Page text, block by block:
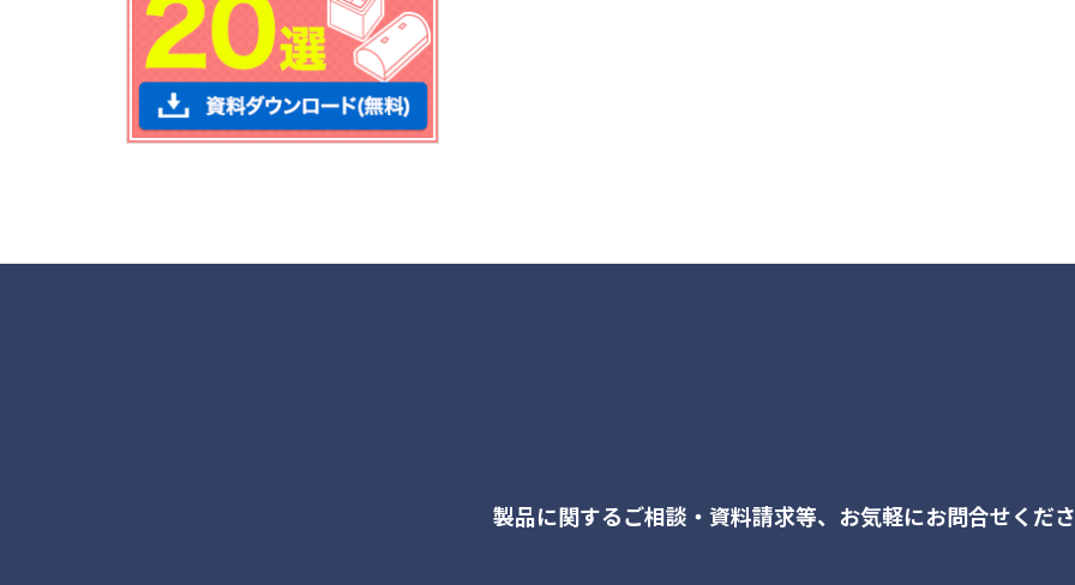
製品に関するご相談・資料請求等、 お気軽にお問合せくださ